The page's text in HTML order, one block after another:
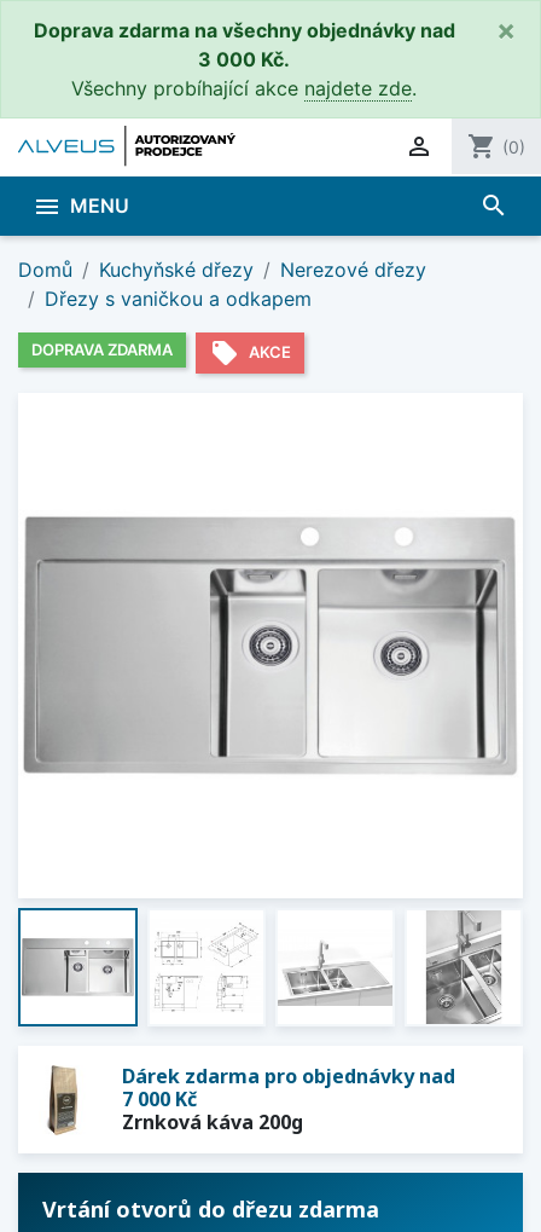
Doprava zdarma na všechny objednávky nad
3 000 Kč.
Všechny probíhající akce najdete zde.
×
 shopping_cart (0)
 MENU search
Domů Kuchyňské dřezy
Nerezové dřezy
Dřezy s vaničkou a odkapem
DOPRAVA ZDARMA local_offer AKCE
Dárek zdarma pro objednávky nad
7 000 Kč
Zrnková káva 200g
Vrtání otvorů do dřezu zdarma